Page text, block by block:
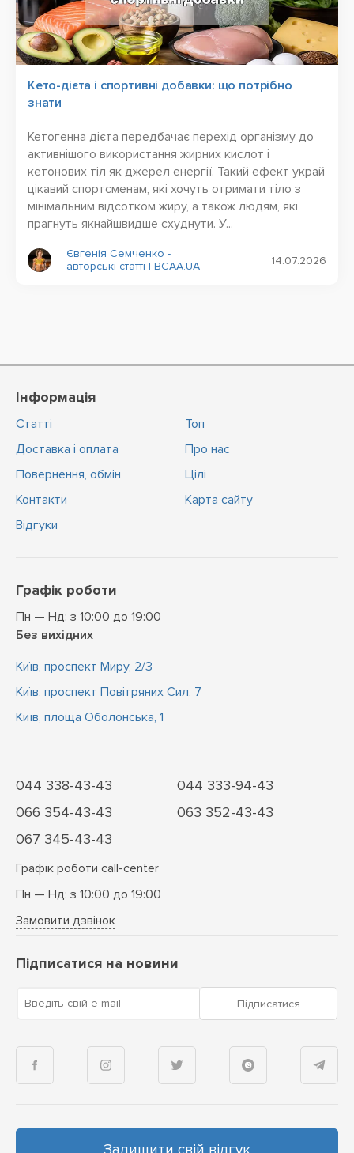
Кето-дієта і спортивні добавки: що потрібно
знати
Кетогенна дієта передбачає перехід організму до
активнішого використання жирних кислот і
кетонових тіл як джерел енергії. Такий ефект украй
цікавий спортсменам, які хочуть отримати тіло з
мінімальним відсотком жиру, а також людям, які
прагнуть якнайшвидше схуднути. У...
Євгенія Семченко -
авторські статті | BCAA.UA
14.07.2026
Інформація
Статті
Доставка і оплата
Повернення, обмін
Контакти
Відгуки
Топ
Про нас
Цiлi
Карта сайту
Графік роботи
Пн — Нд: з 10:00 до 19:00
Без вихідних
Київ, проспект Миру, 2/3
Київ, проспект Повітряних Сил, 7
Київ, площа Оболонська, 1
044 338-43-43
044 333-94-43
066 354-43-43
063 352-43-43
067 345-43-43
Графік роботи call-center
Пн — Нд: з 10:00 до 19:00
Замовити дзвінок
Підписатися на новини
Введіть свій e-mail Підписатися